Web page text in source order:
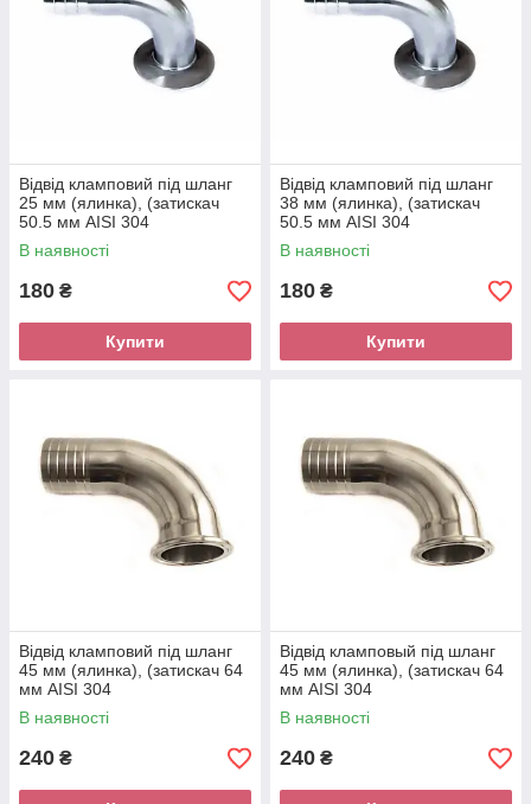
Відвід кламповий під шланг
25 мм (ялинка), (затискач
50.5 мм AISI 304
В наявності
180 ₴
Купити
Відвід кламповий під шланг
38 мм (ялинка), (затискач
50.5 мм AISI 304
В наявності
180 ₴
Купити
Відвід кламповий під шланг
45 мм (ялинка), (затискач 64
мм AISI 304
В наявності
240 ₴
Відвід кламповый під шланг
45 мм (ялинка), (затискач 64
мм AISI 304
В наявності
240 ₴